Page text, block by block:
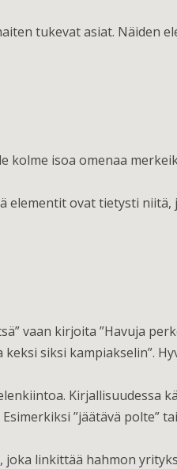
tukevat asiat. Näiden
kolme isoa omenaa
elementit ovat tietysti
vaan kirjoita ”Havuja
siksi kampiakselin”.
Kirjallisuudessa
”jäätävä polte”
linkittää hahmon